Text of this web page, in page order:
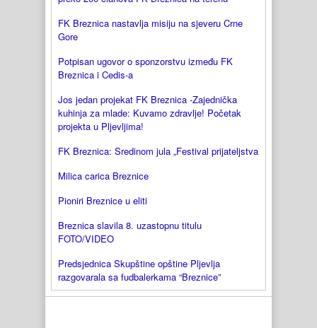
FK Breznica nastavlja misiju na sjeveru Crne
Gore
Potpisan ugovor o sponzorstvu između FK
Breznica i Cedis-a
Jos jedan projekat FK Breznica -Zajednička
kuhinja za mlade: Kuvamo zdravlje! Početak
projekta u Pljevljima!
FK Breznica: Sredinom jula „Festival prijateljstva
Milica carica Breznice
Pioniri Breznice u eliti
Breznica slavila 8. uzastopnu titulu
FOTO/VIDEO
Predsjednica Skupštine opštine Pljevlja
razgovarala sa fudbalerkama “Breznice”